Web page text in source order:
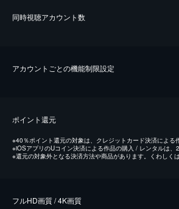
同時視聴アカウント数
アカウントごとの機能制限設定
ポイント還元
※40％ポイント還元の対象は、クレジットカード決済による
※iOSアプリのUコイン決済による作品の購入 / レンタルは、
※還元の対象外となる決済方法や商品があります。くわしくは
フルHD画質 / 4K画質